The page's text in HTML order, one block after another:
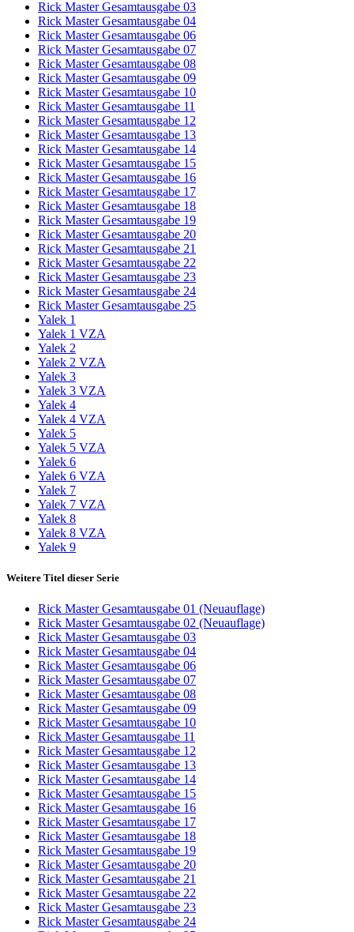
Rick Master Gesamtausgabe 03
Rick Master Gesamtausgabe 04
Rick Master Gesamtausgabe 06
Rick Master Gesamtausgabe 07
Rick Master Gesamtausgabe 08
Rick Master Gesamtausgabe 09
Rick Master Gesamtausgabe 10
Rick Master Gesamtausgabe 11
Rick Master Gesamtausgabe 12
Rick Master Gesamtausgabe 13
Rick Master Gesamtausgabe 14
Rick Master Gesamtausgabe 15
Rick Master Gesamtausgabe 16
Rick Master Gesamtausgabe 17
Rick Master Gesamtausgabe 18
Rick Master Gesamtausgabe 19
Rick Master Gesamtausgabe 20
Rick Master Gesamtausgabe 21
Rick Master Gesamtausgabe 22
Rick Master Gesamtausgabe 23
Rick Master Gesamtausgabe 24
Rick Master Gesamtausgabe 25
Yalek 1
Yalek 1 VZA
Yalek 2
Yalek 2 VZA
Yalek 3
Yalek 3 VZA
Yalek 4
Yalek 4 VZA
Yalek 5
Yalek 5 VZA
Yalek 6
Yalek 6 VZA
Yalek 7
Yalek 7 VZA
Yalek 8
Yalek 8 VZA
Yalek 9
Weitere Titel dieser Serie
Rick Master Gesamtausgabe 01 (Neuauflage)
Rick Master Gesamtausgabe 02 (Neuauflage)
Rick Master Gesamtausgabe 03
Rick Master Gesamtausgabe 04
Rick Master Gesamtausgabe 06
Rick Master Gesamtausgabe 07
Rick Master Gesamtausgabe 08
Rick Master Gesamtausgabe 09
Rick Master Gesamtausgabe 10
Rick Master Gesamtausgabe 11
Rick Master Gesamtausgabe 12
Rick Master Gesamtausgabe 13
Rick Master Gesamtausgabe 14
Rick Master Gesamtausgabe 15
Rick Master Gesamtausgabe 16
Rick Master Gesamtausgabe 17
Rick Master Gesamtausgabe 18
Rick Master Gesamtausgabe 19
Rick Master Gesamtausgabe 20
Rick Master Gesamtausgabe 21
Rick Master Gesamtausgabe 22
Rick Master Gesamtausgabe 23
Rick Master Gesamtausgabe 24